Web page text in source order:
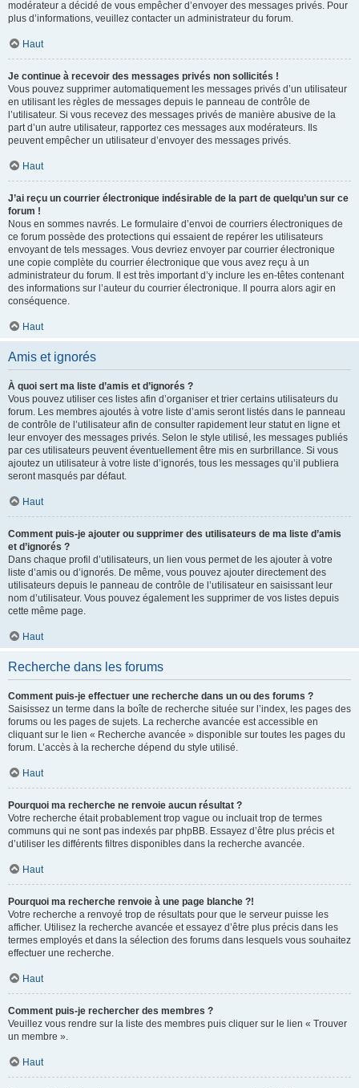
modérateur a décidé de vous empêcher d’envoyer des messages privés. Pour
plus d’informations, veuillez contacter un administrateur du forum.
Haut
Je continue à recevoir des messages privés non sollicités !
Vous pouvez supprimer automatiquement les messages privés d’un utilisateur
en utilisant les règles de messages depuis le panneau de contrôle de
l’utilisateur. Si vous recevez des messages privés de manière abusive de la
part d’un autre utilisateur, rapportez ces messages aux modérateurs. Ils
peuvent empêcher un utilisateur d’envoyer des messages privés.
Haut
J’ai reçu un courrier électronique indésirable de la part de quelqu’un sur ce
forum !
Nous en sommes navrés. Le formulaire d’envoi de courriers électroniques de
ce forum possède des protections qui essaient de repérer les utilisateurs
envoyant de tels messages. Vous devriez envoyer par courrier électronique
une copie complète du courrier électronique que vous avez reçu à un
administrateur du forum. Il est très important d’y inclure les en-têtes contenant
des informations sur l’auteur du courrier électronique. Il pourra alors agir en
conséquence.
Haut
Amis et ignorés
À quoi sert ma liste d’amis et d’ignorés ?
Vous pouvez utiliser ces listes afin d’organiser et trier certains utilisateurs du
forum. Les membres ajoutés à votre liste d’amis seront listés dans le panneau
de contrôle de l’utilisateur afin de consulter rapidement leur statut en ligne et
leur envoyer des messages privés. Selon le style utilisé, les messages publiés
par ces utilisateurs peuvent éventuellement être mis en surbrillance. Si vous
ajoutez un utilisateur à votre liste d’ignorés, tous les messages qu’il publiera
seront masqués par défaut.
Haut
Comment puis-je ajouter ou supprimer des utilisateurs de ma liste d’amis
et d’ignorés ?
Dans chaque profil d’utilisateurs, un lien vous permet de les ajouter à votre
liste d’amis ou d’ignorés. De même, vous pouvez ajouter directement des
utilisateurs depuis le panneau de contrôle de l’utilisateur en saisissant leur
nom d’utilisateur. Vous pouvez également les supprimer de vos listes depuis
cette même page.
Haut
Recherche dans les forums
Comment puis-je effectuer une recherche dans un ou des forums ?
Saisissez un terme dans la boîte de recherche située sur l’index, les pages des
forums ou les pages de sujets. La recherche avancée est accessible en
cliquant sur le lien « Recherche avancée » disponible sur toutes les pages du
forum. L’accès à la recherche dépend du style utilisé.
Haut
Pourquoi ma recherche ne renvoie aucun résultat ?
Votre recherche était probablement trop vague ou incluait trop de termes
communs qui ne sont pas indexés par phpBB. Essayez d’être plus précis et
d’utiliser les différents filtres disponibles dans la recherche avancée.
Haut
Pourquoi ma recherche renvoie à une page blanche ?!
Votre recherche a renvoyé trop de résultats pour que le serveur puisse les
afficher. Utilisez la recherche avancée et essayez d’être plus précis dans les
termes employés et dans la sélection des forums dans lesquels vous souhaitez
effectuer une recherche.
Haut
Comment puis-je rechercher des membres ?
Veuillez vous rendre sur la liste des membres puis cliquer sur le lien « Trouver
un membre ».
Haut